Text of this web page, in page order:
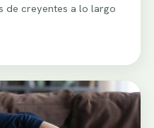
de creyentes a lo largo